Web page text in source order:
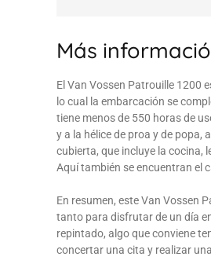
Más
El Van Vossen Patrouille 1200
lo cual la embarcación se
tiene menos de 550 horas de
y a la hélice de proa y de
cubierta, que incluye la cocina,
Aquí también se encuentran el
En resumen, este Van Vossen
tanto para disfrutar de un día
repintado, algo que conviene
concertar una cita y realizar